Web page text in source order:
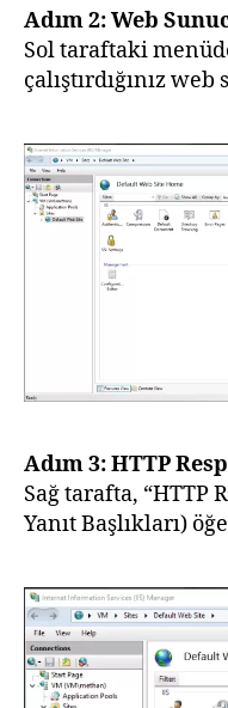
Adım 2: Web
Sol taraftaki
çalıştırdığınız
Adım 3: HTTP
Sağ tarafta, “HTTP
Yanıt Başlıkları)